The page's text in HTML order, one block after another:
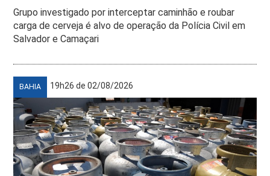
Grupo investigado por interceptar caminhão e roubar
carga de cerveja é alvo de operação da Polícia Civil em
Salvador e Camaçari
BAHIA 19h26 de 02/08/2026